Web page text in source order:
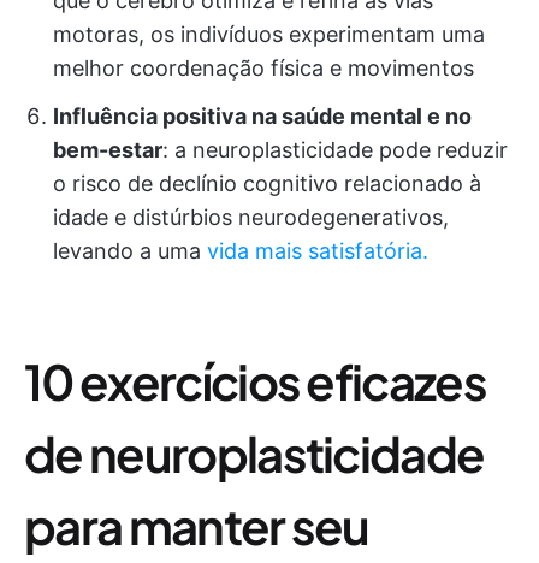
motoras, os indivíduos experimentam uma
melhor coordenação física e movimentos
Influência positiva na saúde mental e no
bem-estar: a neuroplasticidade pode reduzir
o risco de declínio cognitivo relacionado à
idade e distúrbios neurodegenerativos,
levando a uma vida mais satisfatória.
10 exercícios eficazes
de neuroplasticidade
para manter seu